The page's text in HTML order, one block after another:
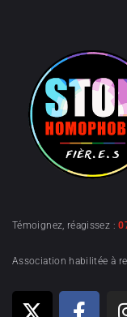
Témoignez, réagissez :
Association habilitée à